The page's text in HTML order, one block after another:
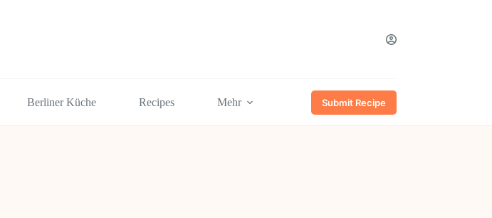
Berliner Küche Recipes Mehr Submit Recipe